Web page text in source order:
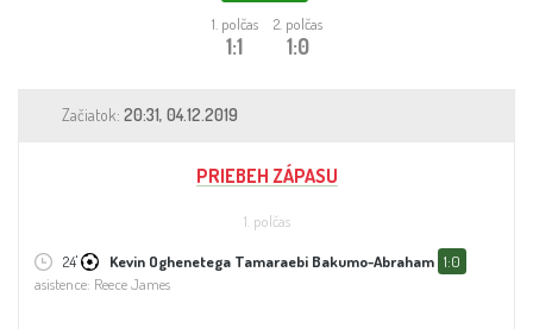
1. polčas
1:1
2. polčas
1:0
Začiatok: 20:31, 04.12.2019
PRIEBEH ZÁPASU
1. polčas
24' Kevin Oghenetega Tamaraebi Bakumo-Abraham 1:0
asistence: Reece James